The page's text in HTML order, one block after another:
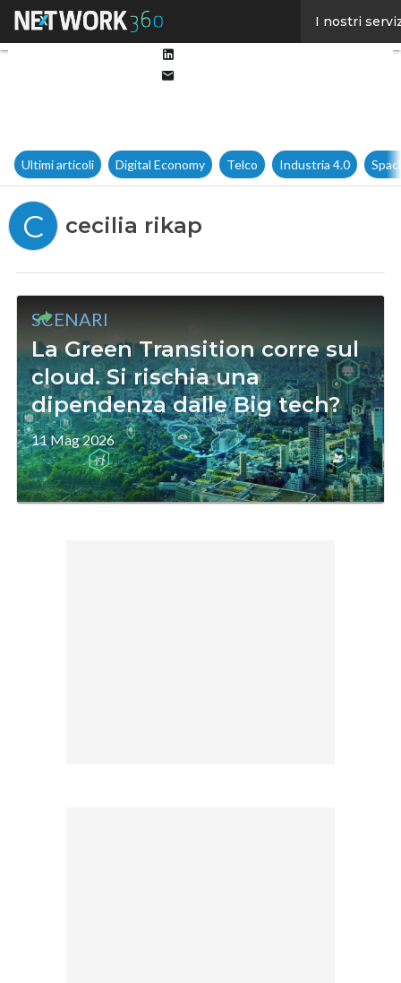
I nostri
Ultimi articoli Digital Economy Telco Industria 4.0
C cecilia rikap
SCENARI
La Green Transition corre sul
cloud. Si rischia una
dipendenza dalle Big tech?
11 Mag 2026